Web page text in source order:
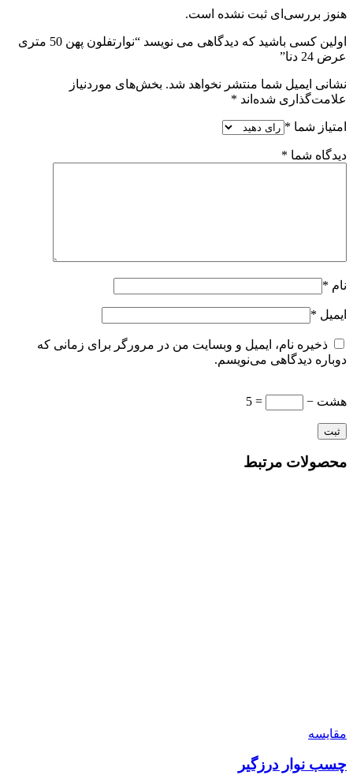
هنوز بررسی‌ای ثبت نشده است.
اولین کسی باشید که دیدگاهی می نویسد “نوارتفلون پهن 50 متری
عرض 24 دنا”
نشانی ایمیل شما منتشر نخواهد شد. بخش‌های موردنیاز
علامت‌گذاری شده‌اند *
امتیاز شما *
دیدگاه شما *
نام *
ایمیل *
ذخیره نام، ایمیل و وبسایت من در مرورگر برای زمانی که
دوباره دیدگاهی می‌نویسم.
هشت − = 5
محصولات مرتبط
مقایسه
چسب نوار درزگیر